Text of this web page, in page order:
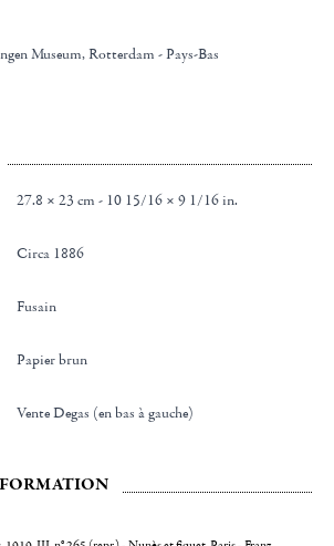
Museum, Rotterdam - Pays-Bas
27.8 × 23 cm - 10 15/16 × 9 1/16 in.
Circa 1886
Fusain
Papier brun
Vente Degas (en bas à gauche)